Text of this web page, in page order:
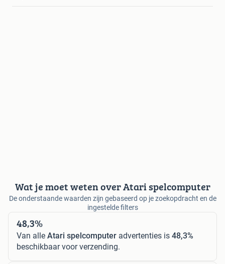
Wat je moet weten over Atari spelcomputer
De onderstaande waarden zijn gebaseerd op je zoekopdracht en de
ingestelde filters
48,3%
Van alle Atari spelcomputer advertenties is 48,3%
beschikbaar voor verzending.